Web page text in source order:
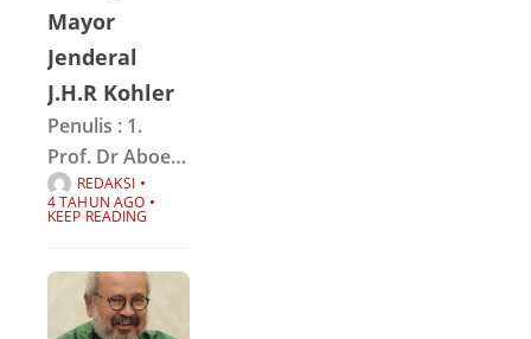
suku dan
bahasa
menyatakan
bersatu untuk
sebuah
kemerdekaan
bangsa.Ditenga
h kesibukan
Mayor
Jenderal
J.H.R Kohler
Penulis : 1.
Prof. Dr Aboe
Bakar Atjeh,
dalam “Wajah
Lintasan
Sejarah” Panitia
REDAKSI
4 TAHUN AGO
KEEP READING